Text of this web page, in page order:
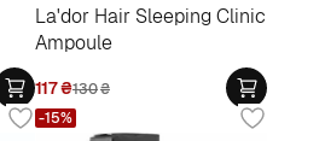
La'dor Hair Sleeping Clinic
Ampoule
117₴130₴
-15%